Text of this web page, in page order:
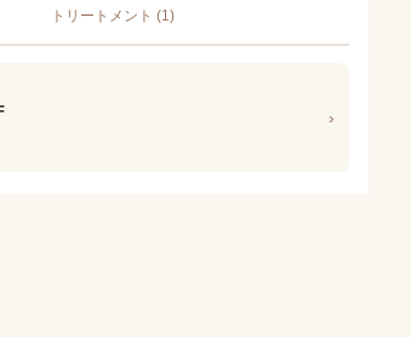
トリートメント (1)
›